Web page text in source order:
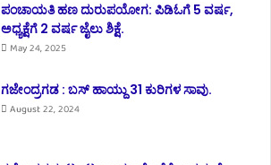
ಪಂಚಾಯತಿ ಹಣ ದುರುಪಯೋಗ: ಪಿಡಿಓಗೆ 5 ವರ್ಷ,
ಅಧ್ಯಕ್ಷೆಗೆ 2 ವರ್ಷ ಜೈಲು ಶಿಕ್ಷೆ.
May 24, 2025
ಗಜೇಂದ್ರಗಡ : ಬಸ್ ಹಾಯ್ದು 31 ಕುರಿಗಳ ಸಾವು.
August 22, 2024